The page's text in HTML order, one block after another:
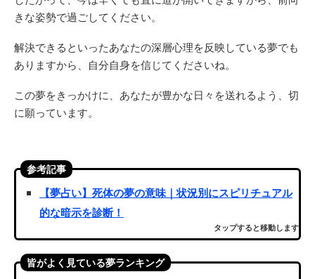
きな姿勢で過ごしてください。
解決できるといったあなたの深層心理を反映している夢でも
ありますから、自分自身を信じてくださいね。
この夢をきっかけに、あなたが豊かな日々を送れるよう、切
に願っています。
参考記事
【夢占い】死体の夢の意味｜状況別にスピリチュアル
的な暗示を診断！
タップすると移動します
皆がよく見ている夢ランキング